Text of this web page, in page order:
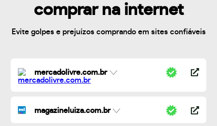
comprar na internet
Evite golpes e prejuízos comprando em sites confiáveis
mercadolivre.com.br
magazineluiza.com.br